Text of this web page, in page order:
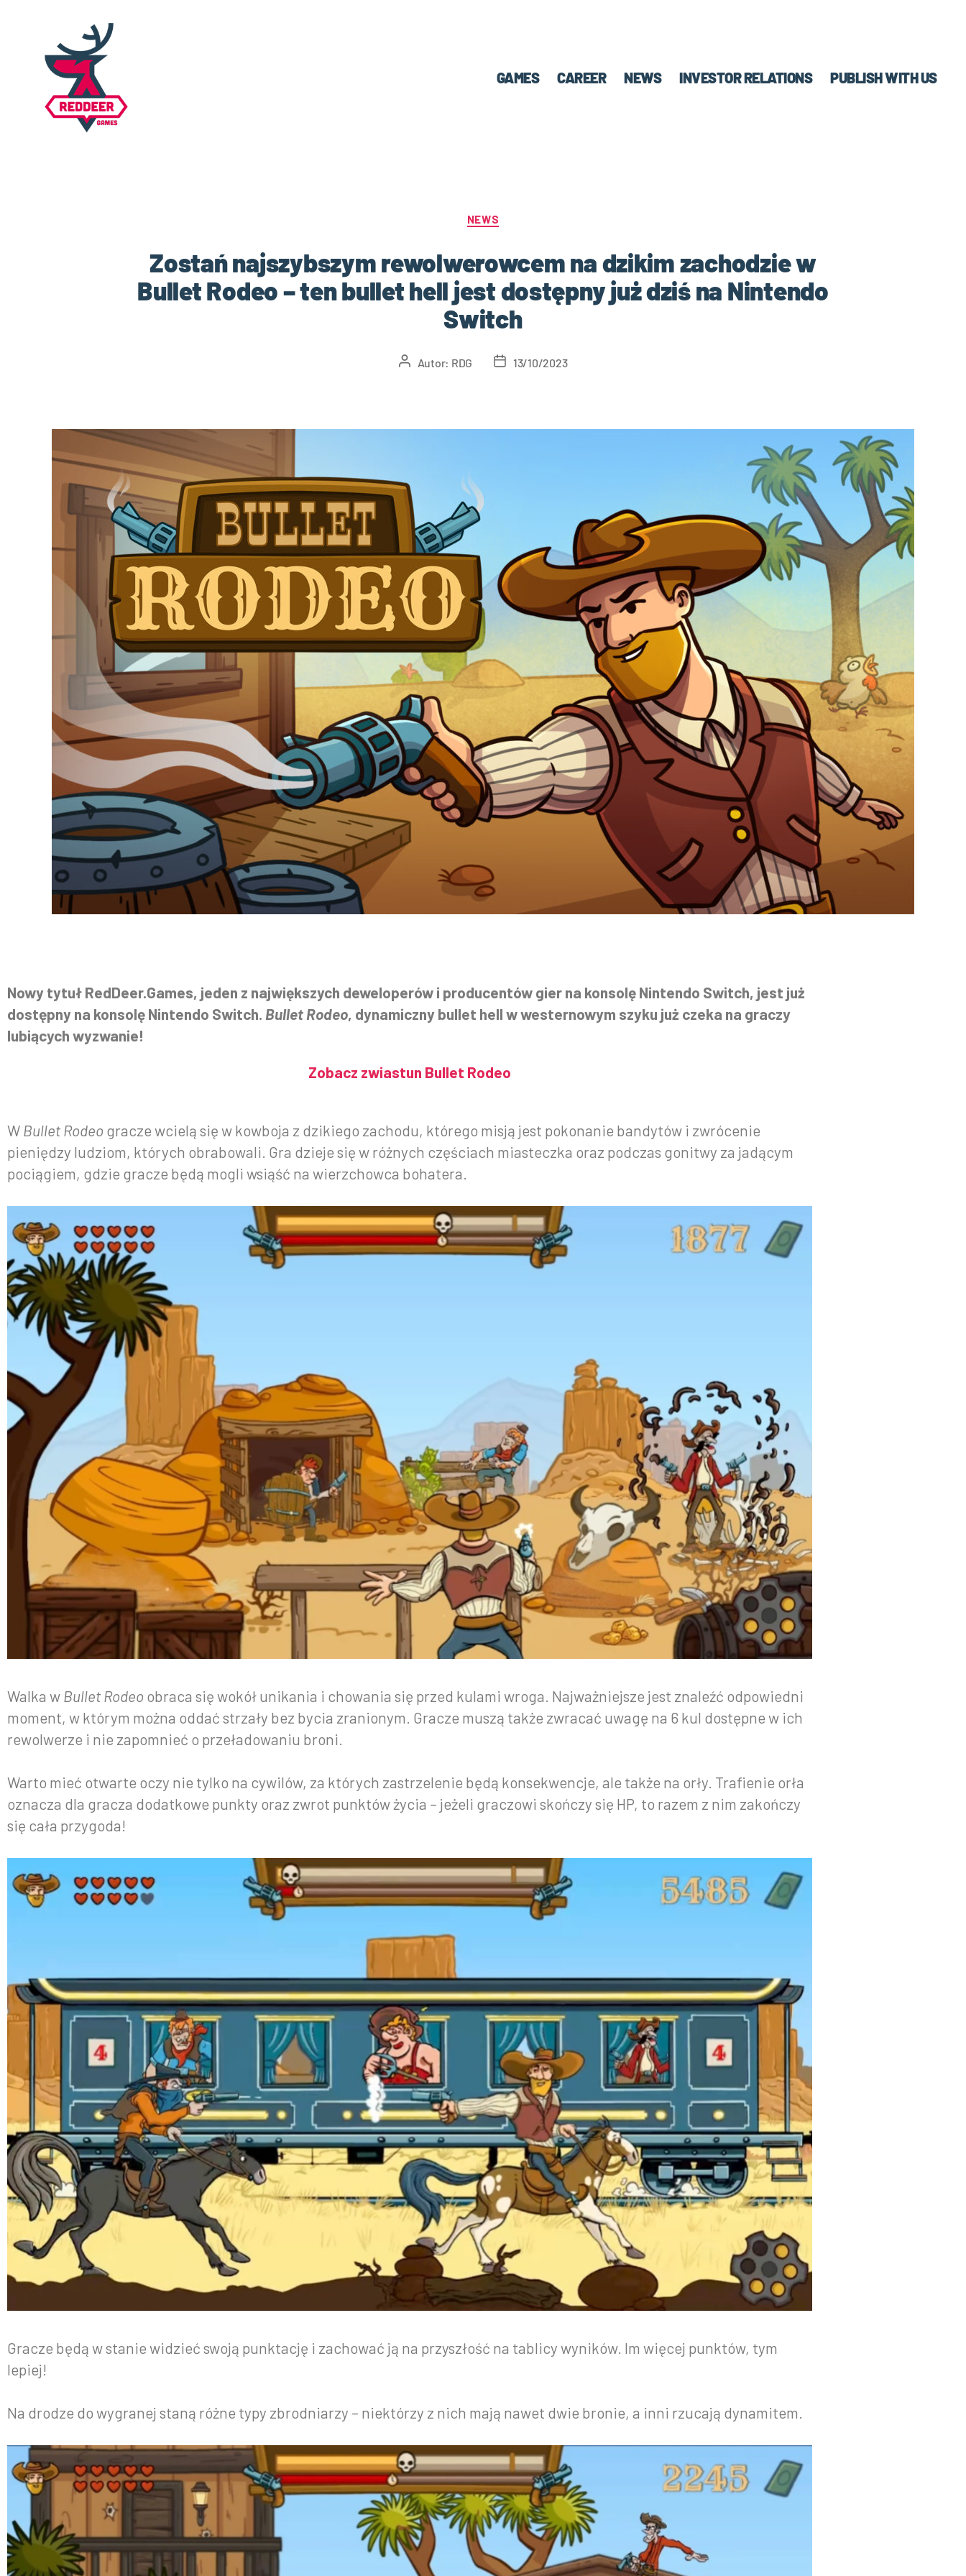
GAMES CAREER NEWS INVESTOR RELATIONS PUBLISH WITH US
NEWS
Zostań najszybszym rewolwerowcem na dzikim zachodzie w
Bullet Rodeo – ten bullet hell jest dostępny już dziś na Nintendo
Switch
Autor: RDG 13/10/2023
Nowy tytuł RedDeer.Games, jeden z największych deweloperów i producentów gier na konsolę Nintendo Switch, jest już
dostępny na konsolę Nintendo Switch. Bullet Rodeo, dynamiczny bullet hell w westernowym szyku już czeka na graczy
lubiących wyzwanie!
Zobacz zwiastun Bullet Rodeo
W Bullet Rodeo gracze wcielą się w kowboja z dzikiego zachodu, którego misją jest pokonanie bandytów i zwrócenie
pieniędzy ludziom, których obrabowali. Gra dzieje się w różnych częściach miasteczka oraz podczas gonitwy za jadącym
pociągiem, gdzie gracze będą mogli wsiąść na wierzchowca bohatera.
Walka w Bullet Rodeo obraca się wokół unikania i chowania się przed kulami wroga. Najważniejsze jest znaleźć odpowiedni
moment, w którym można oddać strzały bez bycia zranionym. Gracze muszą także zwracać uwagę na 6 kul dostępne w ich
rewolwerze i nie zapomnieć o przeładowaniu broni.
Warto mieć otwarte oczy nie tylko na cywilów, za których zastrzelenie będą konsekwencje, ale także na orły. Trafienie orła
oznacza dla gracza dodatkowe punkty oraz zwrot punktów życia – jeżeli graczowi skończy się HP, to razem z nim zakończy
się cała przygoda!
Gracze będą w stanie widzieć swoją punktację i zachować ją na przyszłość na tablicy wyników. Im więcej punktów, tym
lepiej!
Na drodze do wygranej staną różne typy zbrodniarzy – niektórzy z nich mają nawet dwie bronie, a inni rzucają dynamitem.